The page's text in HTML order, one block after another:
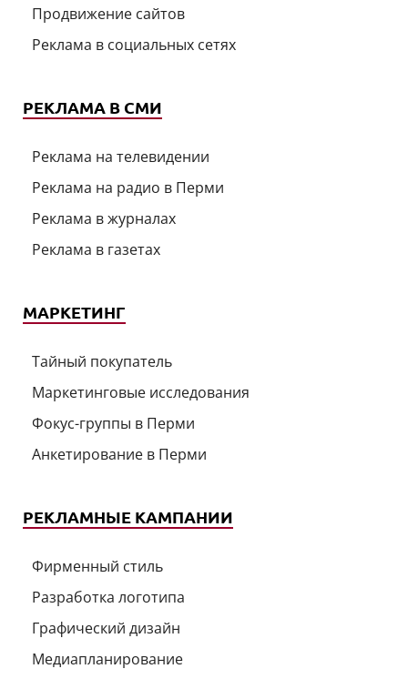
Продвижение сайтов
Реклама в социальных сетях
РЕКЛАМА В СМИ
Реклама на телевидении
Реклама на радио в Перми
Реклама в журналах
Реклама в газетах
МАРКЕТИНГ
Тайный покупатель
Маркетинговые исследования
Фокус-группы в Перми
Анкетирование в Перми
РЕКЛАМНЫЕ КАМПАНИИ
Фирменный стиль
Разработка логотипа
Графический дизайн
Медиапланирование